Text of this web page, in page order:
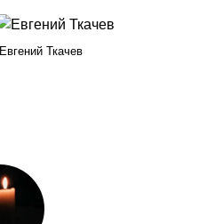
Евгений Ткачев